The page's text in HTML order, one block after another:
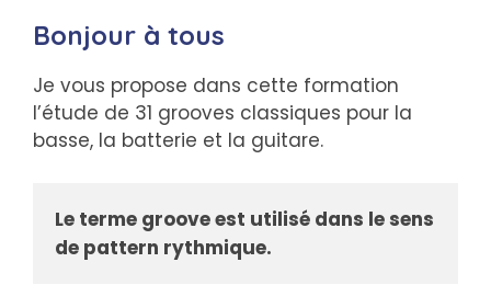
Bonjour à tous
Je vous propose dans cette formation
l’étude de 31 grooves classiques pour la
basse, la batterie et la guitare.
Le terme groove est utilisé dans le sens
de pattern rythmique.